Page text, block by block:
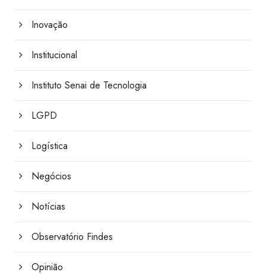
Inovação
Institucional
Instituto Senai de Tecnologia
LGPD
Logística
Negócios
Notícias
Observatório Findes
Opinião